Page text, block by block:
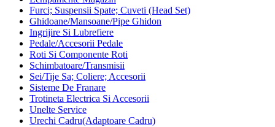
Furci; Suspensii Spate; Cuveti (Head Set)
Ghidoane/Mansoane/Pipe Ghidon
Ingrijire Si Lubrefiere
Pedale/Accesorii Pedale
Roti Si Componente Roti
Schimbatoare/Transmisii
Sei/Tije Sa; Coliere; Accesorii
Sisteme De Franare
Trotineta Electrica Si Accesorii
Unelte Service
Urechi Cadru(Adaptoare Cadru)